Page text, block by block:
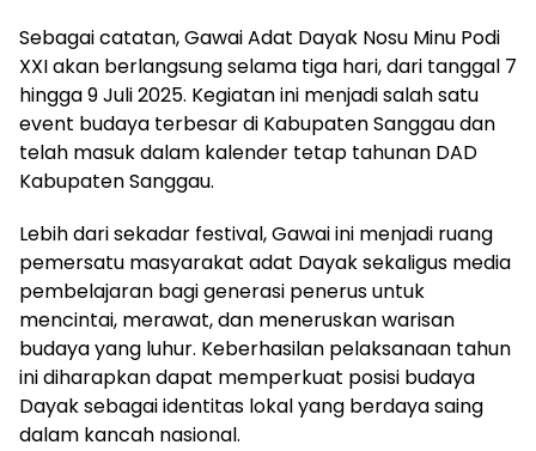
Sebagai catatan, Gawai Adat Dayak Nosu Minu Podi
XXI akan berlangsung selama tiga hari, dari tanggal 7
hingga 9 Juli 2025. Kegiatan ini menjadi salah satu
event budaya terbesar di Kabupaten Sanggau dan
telah masuk dalam kalender tetap tahunan DAD
Kabupaten Sanggau.
Lebih dari sekadar festival, Gawai ini menjadi ruang
pemersatu masyarakat adat Dayak sekaligus media
pembelajaran bagi generasi penerus untuk
mencintai, merawat, dan meneruskan warisan
budaya yang luhur. Keberhasilan pelaksanaan tahun
ini diharapkan dapat memperkuat posisi budaya
Dayak sebagai identitas lokal yang berdaya saing
dalam kancah nasional.